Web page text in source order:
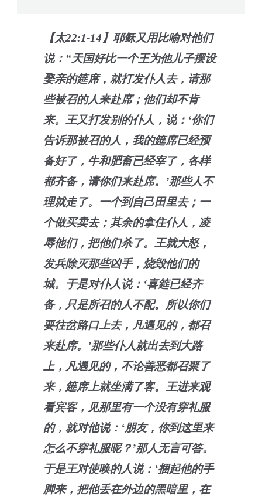
【太22:1-14】耶稣又用比喻对他们
说：“天国好比一个王为他儿子摆设
娶亲的筵席，就打发仆人去，请那
些被召的人来赴席；他们却不肯
来。王又打发别的仆人，说：‘你们
告诉那被召的人，我的筵席已经预
备好了，牛和肥畜已经宰了，各样
都齐备，请你们来赴席。’那些人不
理就走了。一个到自己田里去；一
个做买卖去；其余的拿住仆人，凌
辱他们，把他们杀了。王就大怒，
发兵除灭那些凶手，烧毁他们的
城。于是对仆人说：‘喜筵已经齐
备，只是所召的人不配。所以你们
要往岔路口上去，凡遇见的，都召
来赴席。’那些仆人就出去到大路
上，凡遇见的，不论善恶都召聚了
来，筵席上就坐满了客。王进来观
看宾客，见那里有一个没有穿礼服
的，就对他说：‘朋友，你到这里来
怎么不穿礼服呢？’那人无言可答。
于是王对使唤的人说：‘捆起他的手
脚来，把他丢在外边的黑暗里，在